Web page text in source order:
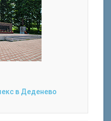
в Деденево